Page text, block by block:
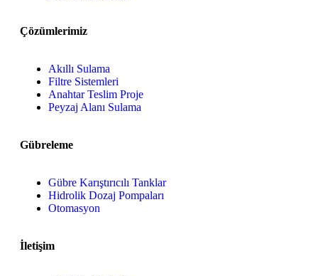
Çözümlerimiz
Akıllı Sulama
Filtre Sistemleri
Anahtar Teslim Proje
Peyzaj Alanı Sulama
Gübreleme
Gübre Karıştırıcılı Tanklar
Hidrolik Dozaj Pompaları
Otomasyon
İletişim